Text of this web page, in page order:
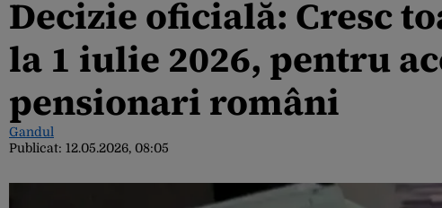
Decizie oficială: Cresc
la 1 iulie 2026, pentru
pensionari români
Gandul
Publicat: 12.05.2026, 08:05